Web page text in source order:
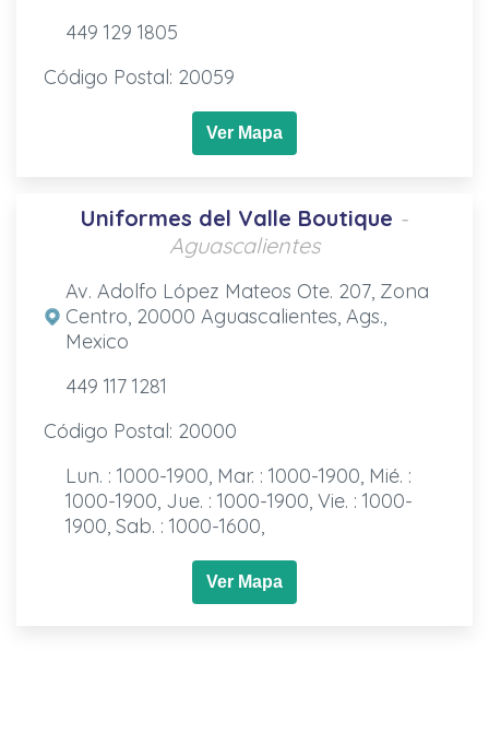
449 129 1805
Código Postal: 20059
Ver Mapa
Uniformes del Valle Boutique -
Aguascalientes
Av. Adolfo López Mateos Ote. 207, Zona
Centro, 20000 Aguascalientes, Ags.,
Mexico
449 117 1281
Código Postal: 20000
Lun. : 1000-1900, Mar. : 1000-1900, Mié. :
1000-1900, Jue. : 1000-1900, Vie. : 1000-
1900, Sab. : 1000-1600,
Ver Mapa